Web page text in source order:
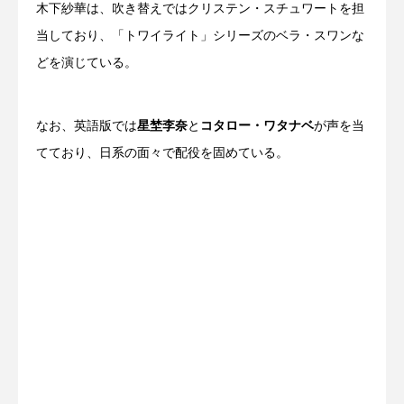
木下紗華は、吹き替えではクリステン・スチュワートを担
当しており、「トワイライト」シリーズのベラ・スワンな
どを演じている。
なお、英語版では星埜李奈と コタロー・ワタナベが声を当
てており、日系の面々で配役を固めている。